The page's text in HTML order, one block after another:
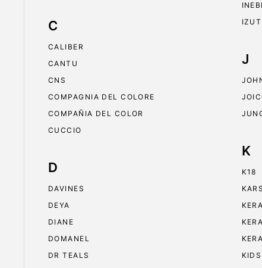
C
CALIBER
CANTU
CNS
COMPAGNIA DEL COLORE
COMPAÑIA DEL COLOR
CUCCIO
D
DAVINES
DEYA
DIANE
DOMANEL
DR TEALS
J
K
K18